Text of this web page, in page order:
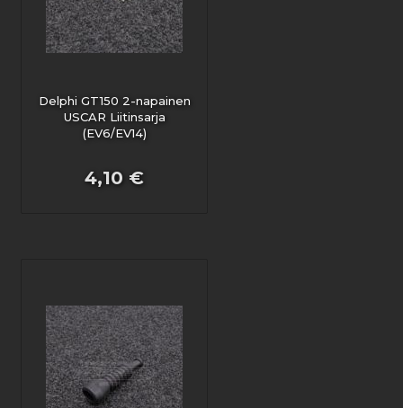
Delphi GT150 2-napainen
USCAR Liitinsarja
(EV6/EV14)
4,10 €